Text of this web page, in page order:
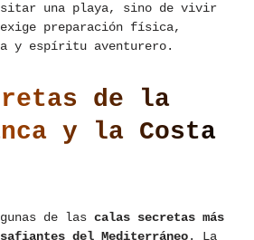
una playa, sino de vivir
exige preparación física,
y espíritu aventurero.
de la
y la Costa
de las calas secretas más
del Mediterráneo. La